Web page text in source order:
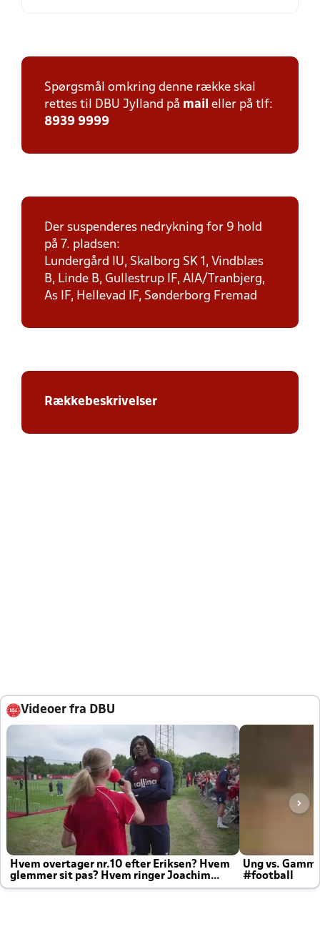
Spørgsmål omkring denne række skal
rettes til DBU Jylland på mail eller på tlf:
8939 9999
Der suspenderes nedrykning for 9 hold
på 7. pladsen:
Lundergård IU, Skalborg SK 1, Vindblæs
B, Linde B, Gullestrup IF, AIA/Tranbjerg,
As IF, Hellevad IF, Sønderborg Fremad
Rækkebeskrivelser
Videoer fra DBU
Hvem overtager nr.10 efter Eriksen? Hvem
glemmer sit pas? Hvem ringer Joachim
altid til efter kampe?
Ung vs.
#football